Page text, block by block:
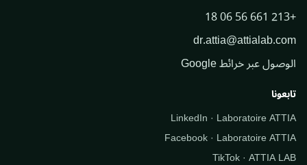
+213 661 56 06 18
dr.attia@attialab.com
الوصول عبر خرائط Google
تابعونا
LinkedIn · Laboratoire ATTIA
Facebook · Laboratoire ATTIA
TikTok · ATTIA LAB